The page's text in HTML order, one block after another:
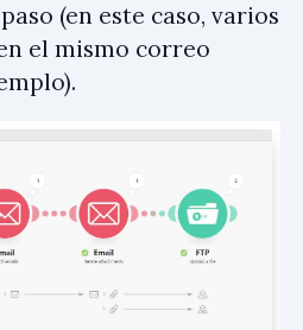
(en este caso, varios
el mismo correo